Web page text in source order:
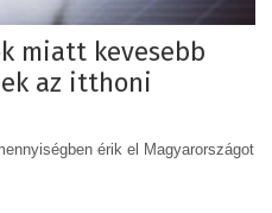
miatt kevesebb
az itthoni
érik el Magyarországot